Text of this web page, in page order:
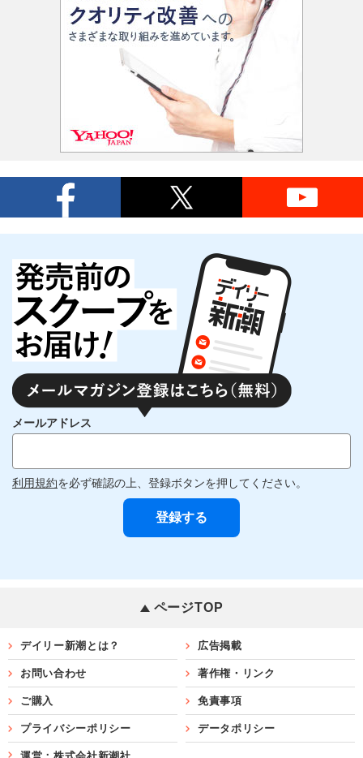
メールアドレス
利用規約を必ず確認の上、登録ボタンを押してください。
ページTOP
デイリー新潮とは？ 広告掲載
お問い合わせ 著作権・リンク
ご購入 免責事項
プライバシーポリシー データポリシー
運営：株式会社新潮社